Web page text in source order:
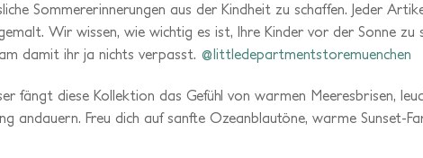
Sommererinnerungen aus der Kindheit zu schaffen. Jeder
Wir wissen, wie wichtig es ist, Ihre Kinder vor der Sonne zu
damit ihr ja nichts verpasst. @littledepartmentstoremuenchen
fängt diese Kollektion das Gefühl von warmen Meeresbrisen,
andauern. Freu dich aufsanfte Ozeanblautöne, warme Sunset-